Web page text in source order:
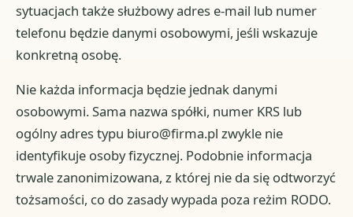
sytuacjach także służbowy adres e-mail lub numer
telefonu będzie danymi osobowymi, jeśli wskazuje
konkretną osobę.
Nie każda informacja będzie jednak danymi
osobowymi. Sama nazwa spółki, numer KRS lub
ogólny adres typu biuro@firma.pl zwykle nie
identyfikuje osoby fizycznej. Podobnie informacja
trwale zanonimizowana, z której nie da się odtworzyć
tożsamości, co do zasady wypada poza reżim RODO.